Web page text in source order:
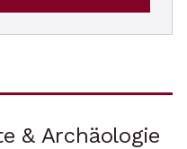
& Archäologie